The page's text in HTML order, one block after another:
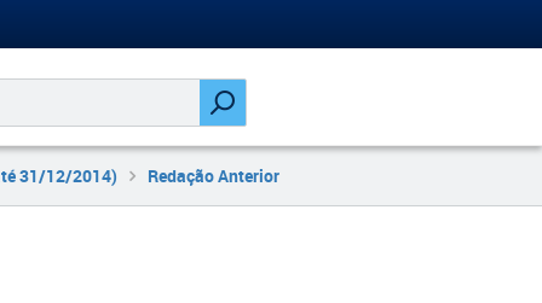
31/12/2014) Redação Anterior